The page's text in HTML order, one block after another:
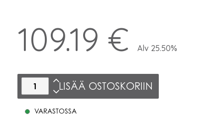
109.19 € Alv 25.50%
LISÄÄ OSTOSKORIIN
VARASTOSSA